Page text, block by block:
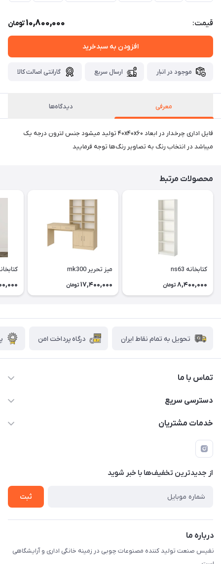
قیمت: 10,800,000تومان
افزودن به سبدخرید
موجود در انبار ارسال سریع گارانتی اصالت کالا
معرفی دیدگاه‌ها
فایل اداری چرخدار در ابعاد ۴۰x۴۰x۶۰ تولید میشود جنس لترون درجه یک
میباشد در انتخاب رنگ به تصاویر رنگ‌ها توجه فرمایید
محصولات مرتبط
کتابخانه ns63
8,400,000 تومان
میز تحریر mk300
17,400,000 تومان
کتابخانه
تحویل به تمام نقاط ایران درگاه پرداخت امن
تماس با ما
دسترسی سریع
حساب کاربری
درباره ما
تماس با ما
خدمات مشتریان
قوانین و مقررات
راهنمای خرید
از جدید‌ترین تخفیف‌ها با‌ خبر شوید
ثبت
درباره ما
نفیس صنعت تولید کننده مصنوعات چوبی در زمینه خانگی اداری و آرایشگاهی